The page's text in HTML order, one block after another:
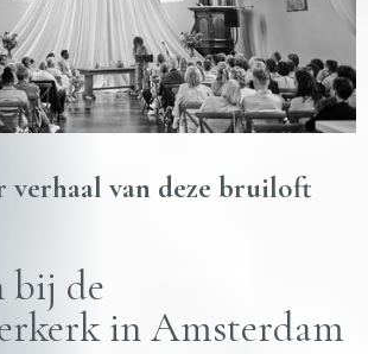
verhaal van deze bruiloft
bij de
in Amsterdam